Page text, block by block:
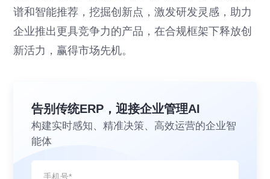
谱和智能推荐，挖掘创新点，激发研发灵感，助力
企业推出更具竞争力的产品，在合规框架下释放创
新活力，赢得市场先机。
告别传统ERP，迎接企业管理AI
构建实时感知、精准决策、高效运营的企业智
能体